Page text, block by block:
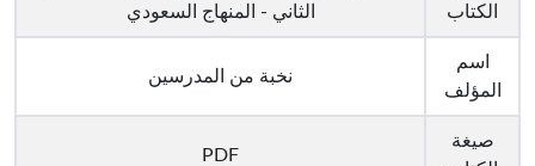
الكتاب
الثاني - المنهاج السعودي
اسم
المؤلف
نخبة من المدرسين
صيغة
PDF